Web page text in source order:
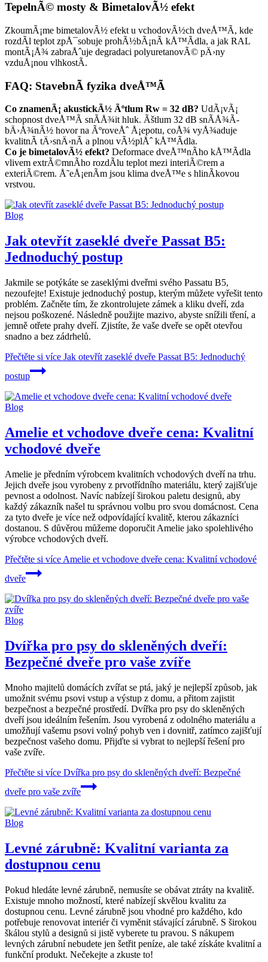
TepelnÃ© mosty & BimetalovÃ½ efekt
ZkoumÃ¡me bimetalovÃ½ efekt u vchodovÃ½ch dveÅ™Ã­, kde
rozdÃ­l teplot zpÅ¯sobuje prohÃ½bÃ¡nÃ­ kÅ™Ã­dla, a jak RAL
montÃ¡Å¾ zabraÅˆuje degradaci polyuretanovÃ© pÄ›ny
vzduÅ¡nou vlhkostÃ­.
FAQ: StavebnÃ­ fyzika dveÅ™Ã­
Co znamenÃ¡ akustickÃ½ Ãºtlum Rw = 32 dB? UdÃ¡vÃ¡
schopnost dveÅ™Ã­ snÃ­Å¾it hluk. Ãštlum 32 dB snÃ­Å¾Ã­
bÄ›Å¾nÃ½ hovor na ÃºroveÅˆ Å¡epotu, coÅ¾ vyÅ¾aduje
kvalitnÃ­ tÄ›snÄ›nÃ­ a plnou vÃ½plÅˆ kÅ™Ã­dla.
Co je bimetalovÃ½ efekt? Deformace dveÅ™nÃ­ho kÅ™Ã­dla
vlivem extrÃ©mnÃ­ho rozdÃ­lu teplot mezi interiÃ©rem a
exteriÃ©rem. Å˜eÅ¡enÃ­m jsou klima dveÅ™e s hlinÃ­kovou
vrstvou.
Blog
Jak otevřít zaseklé dveře Passat B5:
Jednoduchý postup
Jakmile se potýkáte se zaseklými dveřmi svého Passatu B5,
nezoufejte! Existuje jednoduchý postup, kterým můžete vyřešit tento
problém. Začněte tím, že zkontrolujete zámek a kliku dveří, zda
nejsou poškozené. Následně použijte mazivo, abyste snížili tření, a
jemně otřete prahy dveří. Zjistíte, že vaše dveře se opět otevřou
snadno a bez zádrhelů.
Přečtěte si více Jak otevřít zaseklé dveře Passat B5: Jednoduchý
postup
Blog
Amelie et vchodove dveře cena: Kvalitní
vchodové dveře
Amelie je předním výrobcem kvalitních vchodových dveří na trhu.
Jejich dveře jsou vyrobeny z prvotřídního materiálu, který zajišťuje
pevnost a odolnost. Navíc nabízejí širokou paletu designů, aby
každý zákazník našel tu správnou volbu pro svou domácnost. Cena
za tyto dveře je více než odpovídající kvalitě, kterou zákazníci
dostanou. S důvěrou můžeme doporučit Amelie jako spolehlivého
výrobce vchodových dveří.
Přečtěte si více Amelie et vchodove dveře cena: Kvalitní vchodové
dveře
Blog
Dvířka pro psy do skleněných dveří:
Bezpečné dveře pro vaše zvíře
Mnoho majitelů domácích zvířat se ptá, jaký je nejlepší způsob, jak
umožnit svému psovi vstup a výstup z domu, a přitom zajistit
bezpečnost a bezpečné prostředí. Dvířka pro psy do skleněných
dveří jsou ideálním řešením. Jsou vyrobená z odolného materiálu a
umožňují vašemu psovi volný pohyb ven i dovnitř, zatímco zajišťují
bezpečnost vašeho domu. Přijďte si vybrat to nejlepší řešení pro
vaše zvíře.
Přečtěte si více Dvířka pro psy do skleněných dveří: Bezpečné
dveře pro vaše zvíře
Blog
Levné zárubně: Kvalitní varianta za
dostupnou cenu
Pokud hledáte levné zárubně, nemusíte se obávat ztráty na kvalitě.
Existuje mnoho možností, které nabízejí skvělou kvalitu za
dostupnou cenu. Levné zárubně jsou vhodné pro každého, kdo
potřebuje renovovat interiér či vyměnit stávající zárubně. S širokou
škálou stylů a designů si jistě vyberete tu pravou. S nákupem
levných zárubní nebudete jen šetřit peníze, ale také získáte kvalitní a
funkční produkt. Nečekejte a zkuste to!